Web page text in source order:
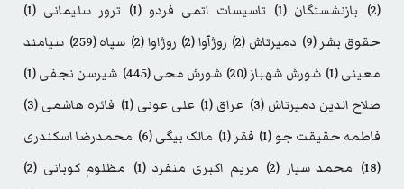
(2)
بازنشستگان (1) تاسیسات اتمی فردو (1) ترور سلیمانی (1)
حقوق بشر (9) دمیرتاش (2) روژآوا(2) روژاوا(2) سپاه(259)
سیامند
معینی(1) شورش شهباز(20) شورش محی(445) شیرسن نجفی(1)
صلاح الدین دمیرتاش (3) عراق (1) علی عونی (1) فائزه هاشمی (3)
فاطمه حقیقت جو (1) فقر (1) مالک بیگی(6)
محمدرضا اسکندری
(18)
محمد سیار (2) مریم اکبری منفرد (1) مظلوم کوبانی (2)